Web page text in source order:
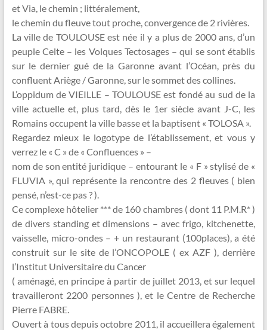
et Via, le chemin ; littéralement,
le chemin du fleuve tout proche, convergence de 2 rivières.
La ville de TOULOUSE est née il y a plus de 2000 ans, d’un
peuple Celte – les Volques Tectosages – qui se sont établis
sur le dernier gué de la Garonne avant l’Océan, près du
confluent Ariège / Garonne, sur le sommet des collines.
L’oppidum de VIEILLE – TOULOUSE est fondé au sud de la
ville actuelle et, plus tard, dès le 1er siècle avant J-C, les
Romains occupent la ville basse et la baptisent « TOLOSA ».
Regardez mieux le logotype de l’établissement, et vous y
verrez le « C » de « Confluences » –
nom de son entité juridique – entourant le « F » stylisé de «
FLUVIA », qui représente la rencontre des 2 fleuves ( bien
pensé, n’est-ce pas ? ).
Ce complexe hôtelier *** de 160 chambres ( dont 11 P.M.R* )
de divers standing et dimensions – avec frigo, kitchenette,
vaisselle, micro-ondes – + un restaurant (100places), a été
construit sur le site de l’ONCOPOLE ( ex AZF ), derrière
l’Institut Universitaire du Cancer
( aménagé, en principe à partir de juillet 2013, et sur lequel
travailleront 2200 personnes ), et le Centre de Recherche
Pierre FABRE.
Ouvert à tous depuis octobre 2011, il accueillera également